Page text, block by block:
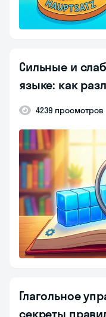
Сильные и
языке: как
4239 просмотров
Глагольное
секреты